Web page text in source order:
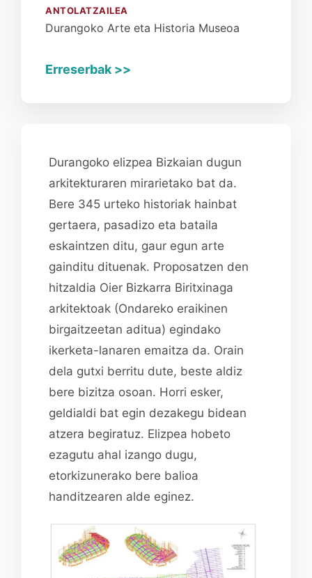
Durangoko elizpea Bizkaian dugun
arkitekturaren mirarietako bat da.
Bere 345 urteko historiak hainbat
gertaera, pasadizo eta bataila
eskaintzen ditu, gaur egun arte
gainditu dituenak. Proposatzen den
hitzaldia Oier Bizkarra Biritxinaga
arkitektoak (Ondareko eraikinen
birgaitzeetan aditua) egindako
ikerketa-lanaren emaitza da. Orain
dela gutxi berritu dute, beste aldiz
bere bizitza osoan. Horri esker,
geldialdi bat egin dezakegu bidean
atzera begiratuz. Elizpea hobeto
ezagutu ahal izango dugu,
etorkizunerako bere balioa
handitzearen alde eginez.
ANTOLATZAILEA
Durangoko Arte eta Historia Museoa
Erreserbak >>